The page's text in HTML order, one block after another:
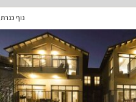
נוף כנרת